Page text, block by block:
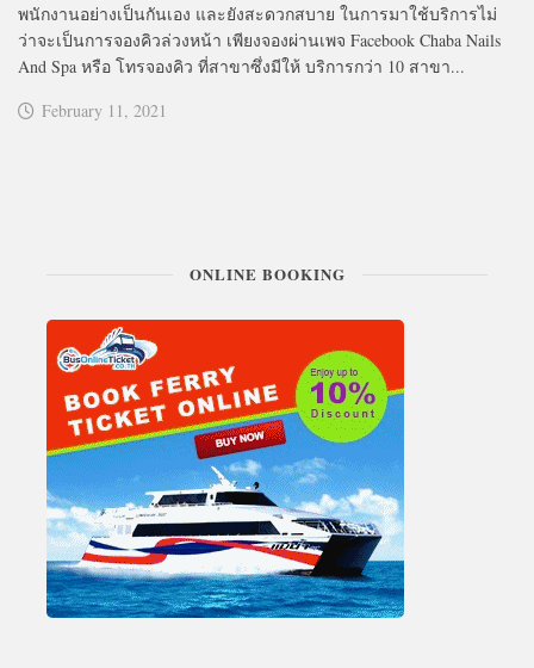
พนักงานอย่างเป็นกันเอง และยังสะดวกสบาย ในการมาใช้บริการไม่
ว่าจะเป็นการจองคิวล่วงหน้า เพียงจองผ่านเพจ Facebook Chaba Nails
And Spa หรือ โทรจองคิว ที่สาขาซึ่งมีให้ บริการกว่า 10 สาขา...
February 11, 2021
ONLINE BOOKING